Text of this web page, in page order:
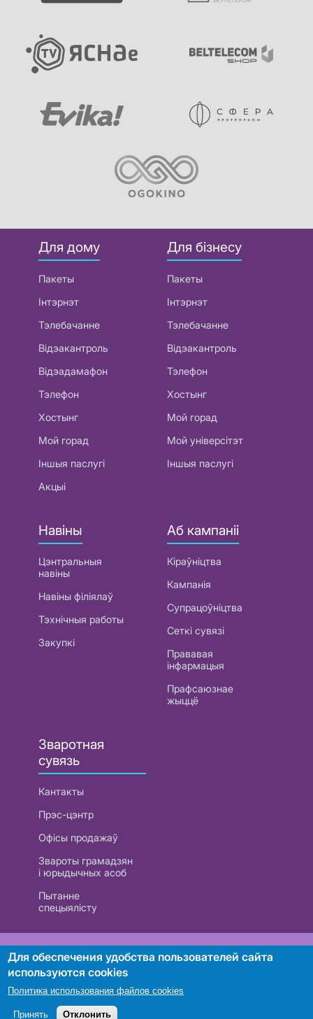
Для дому
Пакеты
Інтэрнэт
Тэлебачанне
Відэакантроль
Відэадамафон
Тэлефон
Хостынг
Мой горад
Іншыя паслугі
Акцыі
Для бізнесу
Пакеты
Інтэрнэт
Тэлебачанне
Відэакантроль
Тэлефон
Хостынг
Мой горад
Мой універсітэт
Іншыя паслугі
Навіны
Цэнтральныя
навіны
Навіны філіялаў
Тэхнічныя работы
Закупкі
Аб кампаніі
Кіраўніцтва
Кампанія
Супрацоўніцтва
Сеткі сувязі
Прававая
інфармацыя
Прафсаюзнае
жыццё
Зваротная
сувязь
Кантакты
Прэс-цэнтр
Офісы продажаў
Звароты грамадзян
і юрыдычных асоб
Пытанне
спецыялісту
РУП «Белтэлекам». УНП 101007741
Пошук
Для обеспечения удобства пользователей сайта
используются cookies
Политика использования файлов cookies
Принять Отклонить